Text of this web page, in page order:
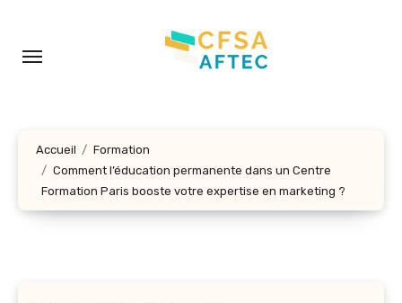
contenu
Accueil
Formation
Comment l’éducation permanente dans un Centre
Formation Paris booste votre expertise en marketing ?